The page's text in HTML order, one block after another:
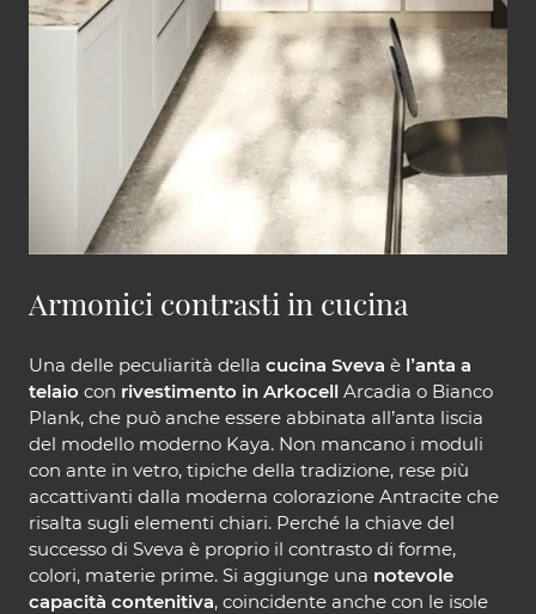
Armonici contrasti in cucina
Una delle peculiarità della cucina Sveva è l’anta a
telaio con rivestimento in Arkocell Arcadia o Bianco
Plank, che può anche essere abbinata all’anta liscia
del modello moderno Kaya. Non mancano i moduli
con ante in vetro, tipiche della tradizione, rese più
accattivanti dalla moderna colorazione Antracite che
risalta sugli elementi chiari. Perché la chiave del
successo di Sveva è proprio il contrasto di forme,
colori, materie prime. Si aggiunge una notevole
capacità contenitiva, coincidente anche con le isole